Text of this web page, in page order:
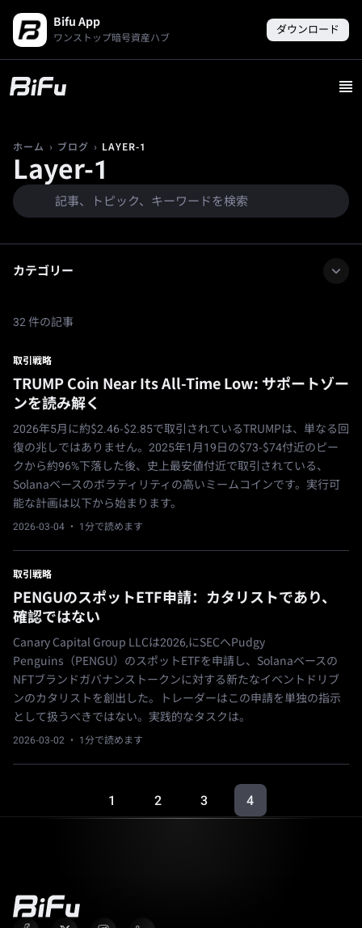
Bifu App
ワンストップ暗号資産ハブ
ダウンロード
ホーム › ブログ › LAYER-1
Layer-1
カテゴリー
32 件の記事
取引戦略
TRUMP Coin Near Its All-Time Low: サポートゾー
ンを読み解く
2026年5月に約$2.46-$2.85で取引されているTRUMPは、単なる回
復の兆しではありません。2025年1月19日の$73-$74付近のピー
クから約96%下落した後、史上最安値付近で取引されている、
Solanaベースのボラティリティの高いミームコインです。実行可
能な計画は以下から始まります。
2026-03-04 · 1分で読めます
取引戦略
PENGUのスポットETF申請：カタリストであり、
確認ではない
Canary Capital Group LLCは2026,にSECへPudgy
Penguins（PENGU）のスポットETFを申請し、Solanaベースの
NFTブランドガバナンストークンに対する新たなイベントドリブ
ンのカタリストを創出した。トレーダーはこの申請を単独の指示
として扱うべきではない。実践的なタスクは。
2026-03-02 · 1分で読めます
1 2 3 4